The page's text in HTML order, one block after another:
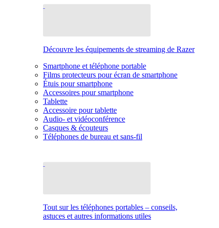
Découvre les équipements de streaming de Razer
Smartphone et téléphone portable
Films protecteurs pour écran de smartphone
Étuis pour smartphone
Accessoires pour smartphone
Tablette
Accessoire pour tablette
Audio- et vidéoconférence
Casques & écouteurs
Téléphones de bureau et sans-fil
Tout sur les téléphones portables – conseils,
astuces et autres informations utiles